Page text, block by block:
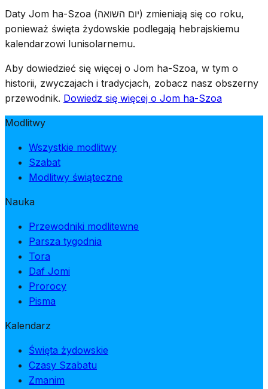
bliskość rocznicy powstania w getcie warszawskim (15.
Nisan 1943), przy jednoczesnym uniknięciu konfliktu z
Pesach.
Daty Jom ha-Szoa (יום השואה) zmieniają się co roku,
ponieważ święta żydowskie podlegają hebrajskiemu
kalendarzowi lunisolarnemu.
Aby dowiedzieć się więcej o Jom ha-Szoa, w tym o
historii, zwyczajach i tradycjach, zobacz nasz obszerny
przewodnik. Dowiedz się więcej o Jom ha-Szoa
Modlitwy
Wszystkie modlitwy
Szabat
Modlitwy świąteczne
Nauka
Przewodniki modlitewne
Parsza tygodnia
Tora
Daf Jomi
Prorocy
Pisma
Kalendarz
Święta żydowskie
Czasy Szabatu
Zmanim